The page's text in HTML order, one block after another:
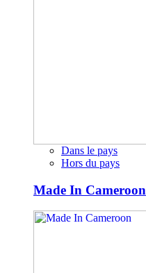
Dans le pays
Hors du pays
Made In Cameroon